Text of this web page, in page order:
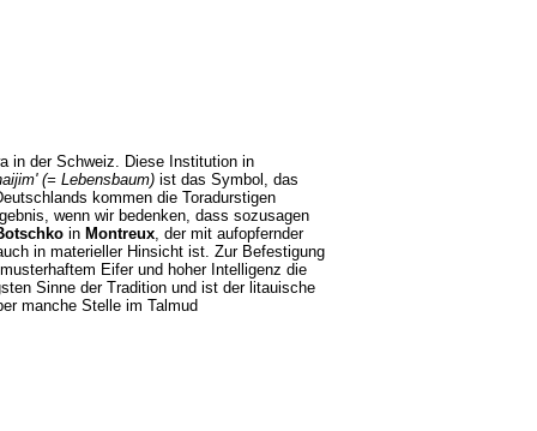
in der Schweiz. Diese Institution in
(= Lebensbaum) ist das Symbol, das
kommen die Toradurstigen
wenn wir bedenken, dass sozusagen
in Montreux, der mit aufopfernder
in materieller Hinsicht ist. Zur Befestigung
Eifer und hoher Intelligenz die
Sinne der Tradition und ist der litauische
manche Stelle im Talmud